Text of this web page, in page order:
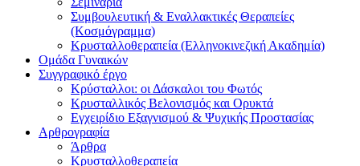
Συμβουλευτική & Εναλλακτικές Θεραπείες
(Κοσμόγραμμα)
Κρυσταλλοθεραπεία (Ελληνοκινεζική Ακαδημία)
Ομάδα Γυναικών
Συγγραφικό έργο
Κρύσταλλοι: οι Δάσκαλοι του Φωτός
Κρυσταλλικός Βελονισμός και Ορυκτά
Εγχειρίδιο Εξαγνισμού & Ψυχικής Προστασίας
Αρθρογραφία
Άρθρα
Κρυσταλλοθεραπεία